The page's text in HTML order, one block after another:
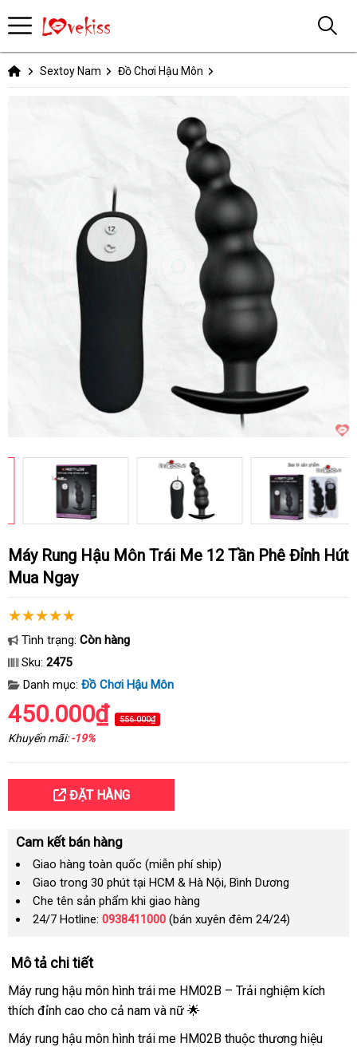
Sextoy Nam Đồ Chơi Hậu Môn
Máy Rung Hậu Môn Trái Me 12 Tần Phê Đỉnh Hút
Mua Ngay
Tình trạng: Còn hàng
Sku: 2475
Danh mục: Đồ Chơi Hậu Môn
450.000₫ 556.000₫
Khuyến mãi:-19%
ĐẶT HÀNG
Cam kết bán hàng
Giao hàng toàn quốc (miễn phí ship)
Giao trong 30 phút tại HCM & Hà Nội, Bình Dương
Che tên sản phẩm khi giao hàng
24/7 Hotline: 0938411000 (bán xuyên đêm 24/24)
Mô tả chi tiết
Máy rung hậu môn hình trái me HM02B – Trải nghiệm kích
thích đỉnh cao cho cả nam và nữ 🌟
Máy rung hậu môn hình trái me HM02B thuộc thương hiệu